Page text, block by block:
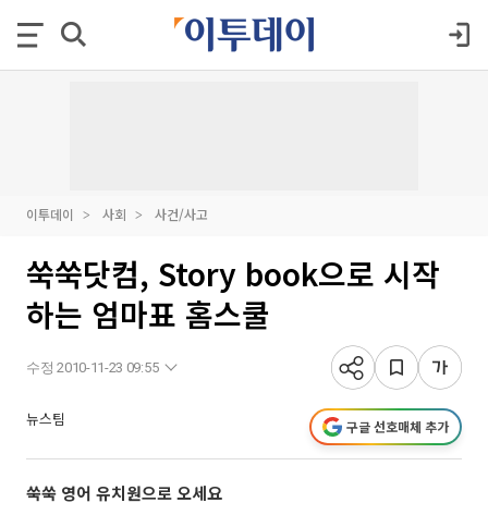
이투데이 사회 사건/사고
쑥쑥닷컴, Story book으로 시작
하는 엄마표 홈스쿨
수정 2010-11-23 09:55
뉴스팀 구글 선호매체 추가
쑥쑥 영어 유치원으로 오세요